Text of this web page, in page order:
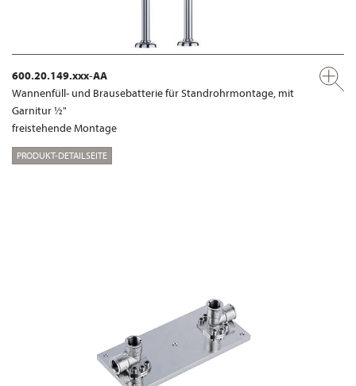
600.20.149.xxx-AA
Wannenfüll- und Brausebatterie für Standrohrmontage, mit
Garnitur ½"
freistehende Montage
PRODUKT-DETAILSEITE